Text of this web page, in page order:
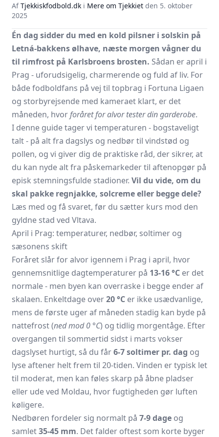
AfTjekkiskfodbold.dk i Mere om Tjekkiet den 5. oktober
2025
Én dag sidder du med en kold pilsner i solskin på
Letná-bakkens ølhave, næste morgen vågner du
til rimfrost på Karlsbroens brosten. Sådan er april i
Prag - uforudsigelig, charmerende og fuld af liv. For
både fodboldfans på vej til topbrag i Fortuna Ligaen
og storbyrejsende med kameraet klart, er det
måneden, hvorforåret for alvor tester din garderobe.
I denne guide tager vi temperaturen - bogstaveligt
talt - på alt fra dagslys og nedbør til vindstød og
pollen, og vi giver dig de praktiske råd, der sikrer, at
du kan nyde alt fra påskemarkeder til aftenopgør på
episk stemningsfulde stadioner. Vil du vide, om du
skal pakke regnjakke, solcreme eller begge dele?
Læs med og få svaret, før du sætter kurs mod den
gyldne stad ved Vltava.
April i Prag: temperaturer, nedbør, soltimer og
sæsonens skift
Foråret slår for alvor igennem i Prag i april, hvor
gennemsnitlige dagtemperaturer på 13-16 °C er det
normale - men byen kan overraske i begge ender af
skalaen. Enkelt­dage over20 °C er ikke usædvanlige,
mens de første uger af måneden stadig kan byde på
nattefrost (ned mod 0 °C) og tidlig morgentåge. Efter
overgangen til sommertid sidst i marts vokser
dagslyset hurtigt, så du får6-7 soltimer pr. dag og
lyse aftener helt frem til 20-tiden. Vinden er typisk let
til moderat, men kan føles skarp på åbne pladser
eller ude ved Moldau, hvor fugtigheden gør luften
køligere.
Nedbøren fordeler sig normalt på 7-9 dage og
samlet35-45 mm. Det falder oftest som korte byger